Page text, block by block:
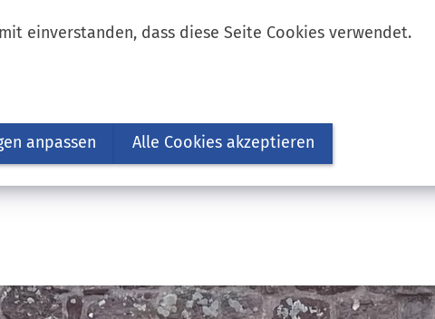
einverstanden, dass diese Seite Cookies verwendet.
anpassen Alle Cookies akzeptieren